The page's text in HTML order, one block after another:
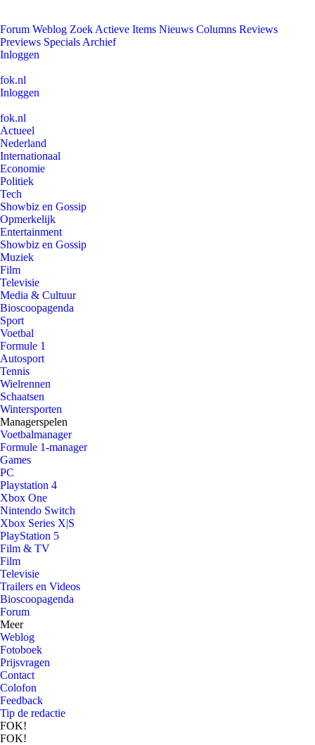
Forum Weblog Zoek Actieve Items Nieuws Columns Reviews
Previews Specials Archief
Inloggen
fok.nl
Inloggen
fok.nl
Actueel
Nederland
Internationaal
Economie
Politiek
Tech
Showbiz en Gossip
Opmerkelijk
Entertainment
Showbiz en Gossip
Muziek
Film
Televisie
Media & Cultuur
Bioscoopagenda
Sport
Voetbal
Formule 1
Autosport
Tennis
Wielrennen
Schaatsen
Wintersporten
Managerspelen
Voetbalmanager
Formule 1-manager
Games
PC
Playstation 4
Xbox One
Nintendo Switch
Xbox Series X|S
PlayStation 5
Film & TV
Film
Televisie
Trailers en Videos
Bioscoopagenda
Forum
Meer
Weblog
Fotoboek
Prijsvragen
Contact
Colofon
Feedback
Tip de redactie
FOK!
FOK!